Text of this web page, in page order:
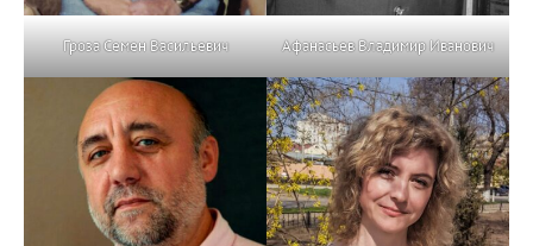
Гроза Семен Васильевич Афанасьев Владимир Иванович